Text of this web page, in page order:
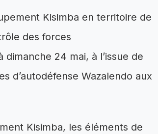
Kisimba en territoire de
des forces
24 mai, à l’issue de
d’autodéfense Wazalendo aux
Kisimba, les éléments de